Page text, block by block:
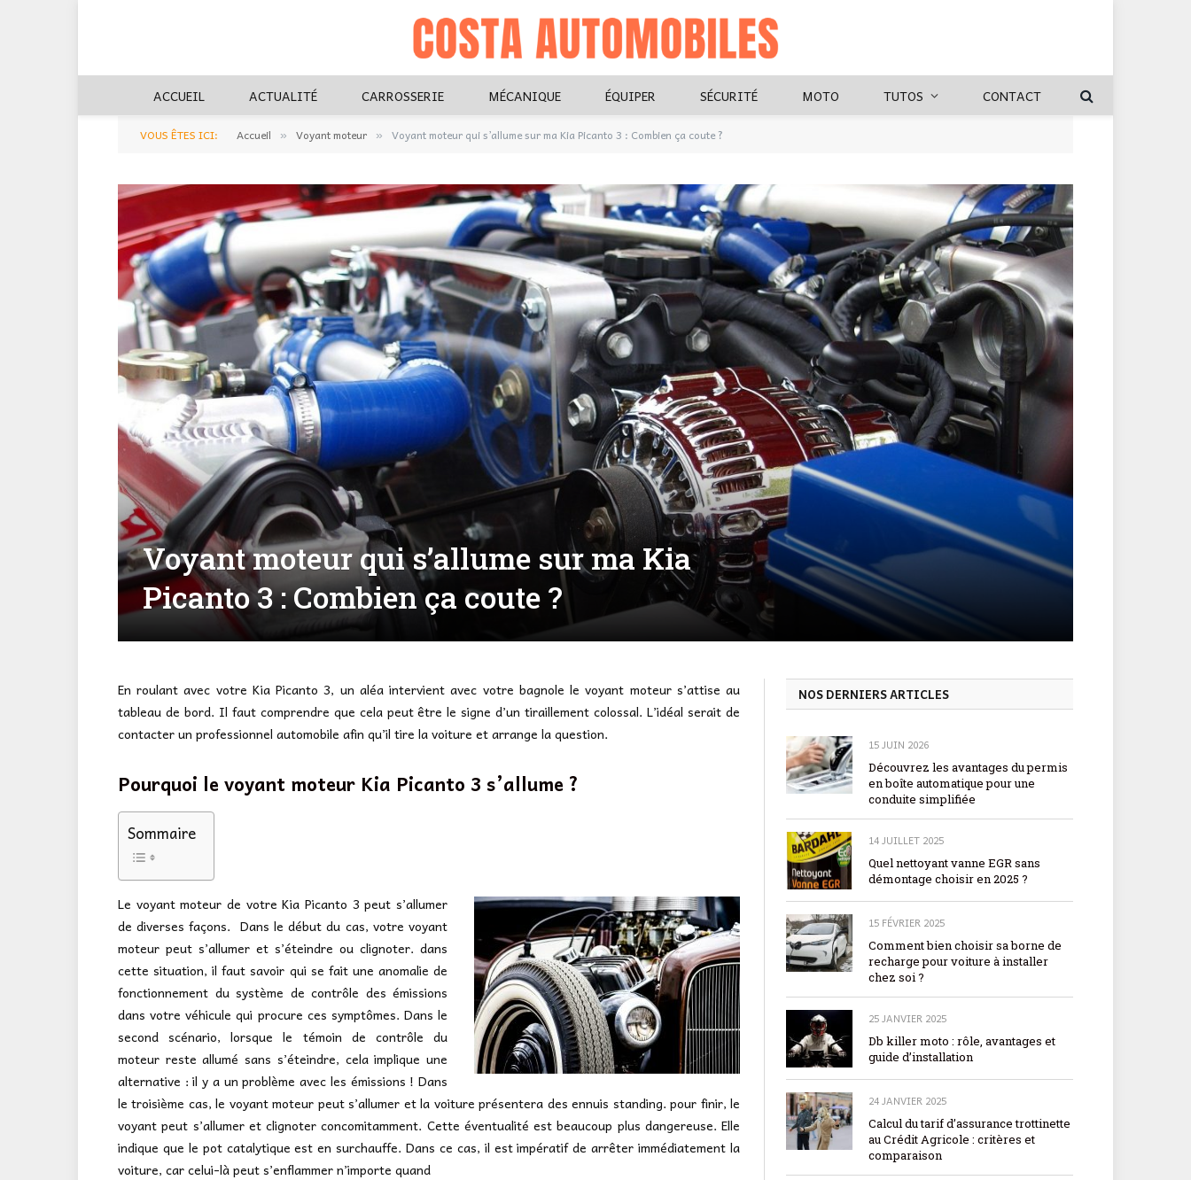
ACCUEIL ACTUALITÉ CARROSSERIE MÉCANIQUE ÉQUIPER SÉCURITÉ MOTO TUTOS CONTACT
VOUS ÊTES ICI: Accueil » Voyant moteur » Voyant moteur qui s’allume sur ma Kia Picanto 3 : Combien ça coute ?
Voyant moteur qui s’allume sur ma Kia
Picanto 3 : Combien ça coute ?
En roulant avec votre Kia Picanto 3, un aléa intervient avec votre bagnole le voyant moteur s’attise au
tableau de bord. Il faut comprendre que cela peut être le signe d’un tiraillement colossal. L’idéal serait de
contacter un professionnel automobile afin qu’il tire la voiture et arrange la question.
Pourquoi le voyant moteur Kia Picanto 3 s’allume ?
Sommaire
Le voyant moteur de votre Kia Picanto 3 peut s’allumer
de diverses façons. Dans le début du cas, votre voyant
moteur peut s’allumer et s’éteindre ou clignoter. dans
cette situation, il faut savoir qui se fait une anomalie de
fonctionnement du système de contrôle des émissions
dans votre véhicule qui procure ces symptômes. Dans le
second scénario, lorsque le témoin de contrôle du
moteur reste allumé sans s’éteindre, cela implique une
alternative : il y a un problème avec les émissions ! Dans
le troisième cas, le voyant moteur peut s’allumer et la voiture présentera des ennuis standing. pour finir, le
voyant peut s’allumer et clignoter concomitamment. Cette éventualité est beaucoup plus dangereuse. Elle
indique que le pot catalytique est en surchauffe. Dans ce cas, il est impératif de arrêter immédiatement la
voiture, car celui-là peut s’enflammer n’importe quand
NOS DERNIERS ARTICLES
15 JUIN 2026
Découvrez les avantages du permis
en boîte automatique pour une
conduite simplifiée
14 JUILLET 2025
Quel nettoyant vanne EGR sans
démontage choisir en 2025 ?
15 FÉVRIER 2025
Comment bien choisir sa borne de
recharge pour voiture à installer
chez soi ?
25 JANVIER 2025
Db killer moto : rôle, avantages et
guide d’installation
24 JANVIER 2025
Calcul du tarif d’assurance trottinette
au Crédit Agricole : critères et
comparaison